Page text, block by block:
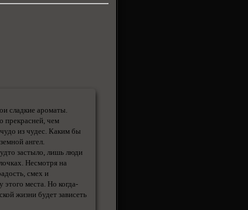
сладкие ароматы.
прекрасней, чем
из чудес. Каким бы
ангел.
застыло, лишь люди
Несмотря на
смех и
места. Но когда-
жизни будет зависеть